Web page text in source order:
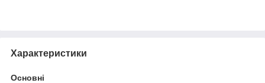
Характеристики
Основні